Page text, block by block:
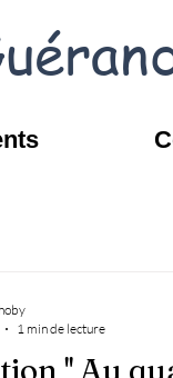
'' Au
1 min de lecture